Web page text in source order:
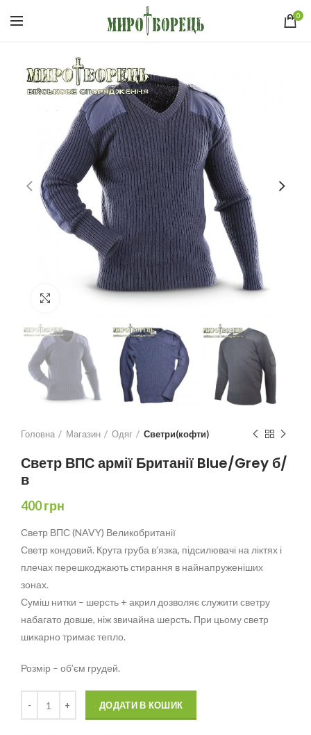
0
Click to enlarge
Головна Магазин Одяг Светри(кофти)
Светр ВПС армії Британії Blue/Grey б/
в
400грн
Светр ВПС (NAVY) Великобританії
Светр кондовий. Крута груба в’язка, підсилювачі на ліктях і
плечах перешкоджають стирання в найнапруженіших
зонах.
Суміш нитки – шерсть + акрил дозволяє служити светру
набагато довше, ніж звичайна шерсть. При цьому светр
шикарно тримає тепло.
Розмір – об’єм грудей.
ДОДАТИ В КОШИК